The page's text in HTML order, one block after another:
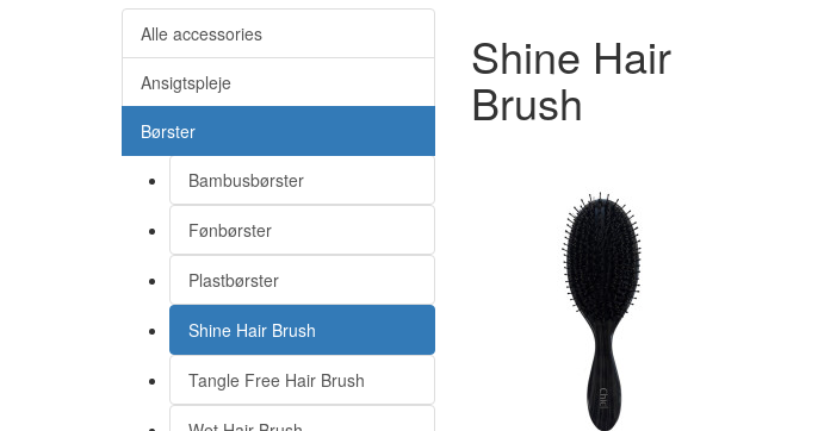
Alle accessories
Ansigtspleje
Børster
Bambusbørster
Fønbørster
Plastbørster
Shine Hair Brush
Tangle Free Hair Brush
Shine Hair
Brush